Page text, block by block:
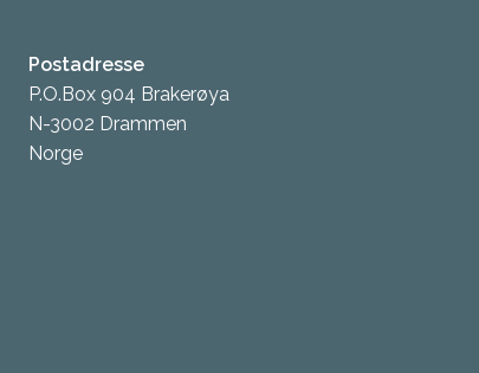
Postadresse
P.O.Box 904 Brakerøya
N-3002 Drammen
Norge